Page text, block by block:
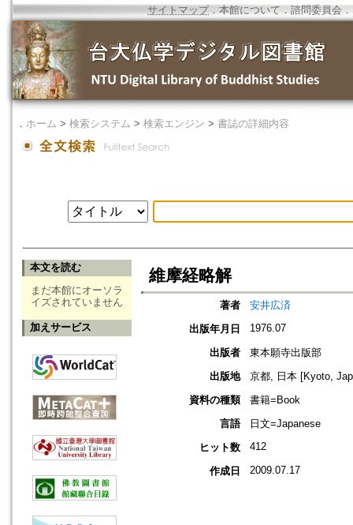
サイトマップ．本館について ． 諮問委員会 ．
． ホーム > 検索システム > 検索エンジン > 書誌の詳細内容
本文を読む
まだ本館にオーソラ
イズされていません
加えサービス
維摩経略解
著者
安井広済
出版年月日
1976.07
出版者
東本願寺出版部
出版地
京都, 日本 [Kyoto,
資料の種類
書籍=Book
言語
日文=Japanese
ヒット数
412
作成日 2009.07.17